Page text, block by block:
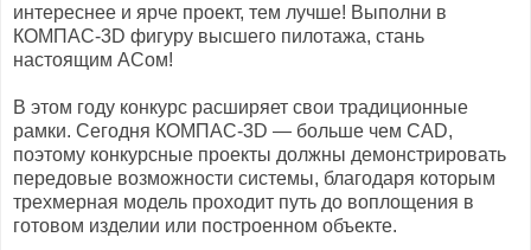
интереснее и ярче проект, тем лучше! Выполни в
КОМПАС-3D фигуру высшего пилотажа, стань
настоящим АСом!
В этом году конкурс расширяет свои традиционные
рамки. Сегодня КОМПАС-3D — больше чем CAD,
поэтому конкурсные проекты должны демонстрировать
передовые возможности системы, благодаря которым
трехмерная модель проходит путь до воплощения в
готовом изделии или построенном объекте.